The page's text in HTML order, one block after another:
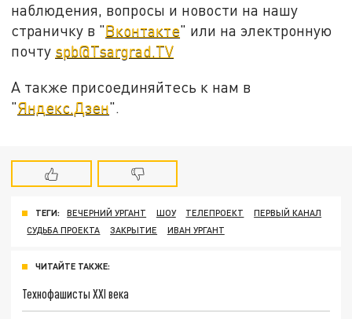
наблюдения, вопросы и новости на нашу
страничку в "Вконтакте" или на электронную
почту spb@Tsargrad.TV
А также присоединяйтесь к нам в
"Яндекс.Дзен".
ТЕГИ: ВЕЧЕРНИЙ УРГАНТ ШОУ ТЕЛЕПРОЕКТ
ПЕРВЫЙ КАНАЛ
СУДЬБА ПРОЕКТА
ЗАКРЫТИЕ ИВАН УРГАНТ
ЧИТАЙТЕ ТАКЖЕ:
Технофашисты XXI века